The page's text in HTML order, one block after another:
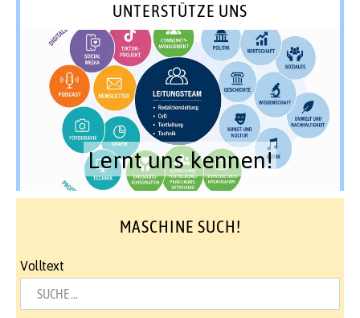
UNTERSTÜTZE UNS
Lernt uns kennen!
MASCHINE SUCH!
Volltext